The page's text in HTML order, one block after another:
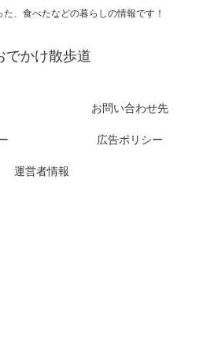
、食べたなどの暮らしの情報です！
でかけ散歩道
お問い合わせ先
広告ポリシー
運営者情報